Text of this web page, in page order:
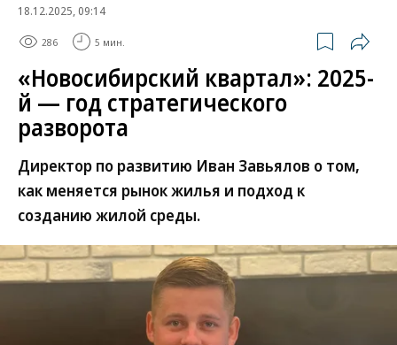
18.12.2025, 09:14
286 5 мин.
«Новосибирский квартал»: 2025-
й — год стратегического
разворота
Директор по развитию Иван Завьялов о том,
как меняется рынок жилья и подход к
созданию жилой среды.